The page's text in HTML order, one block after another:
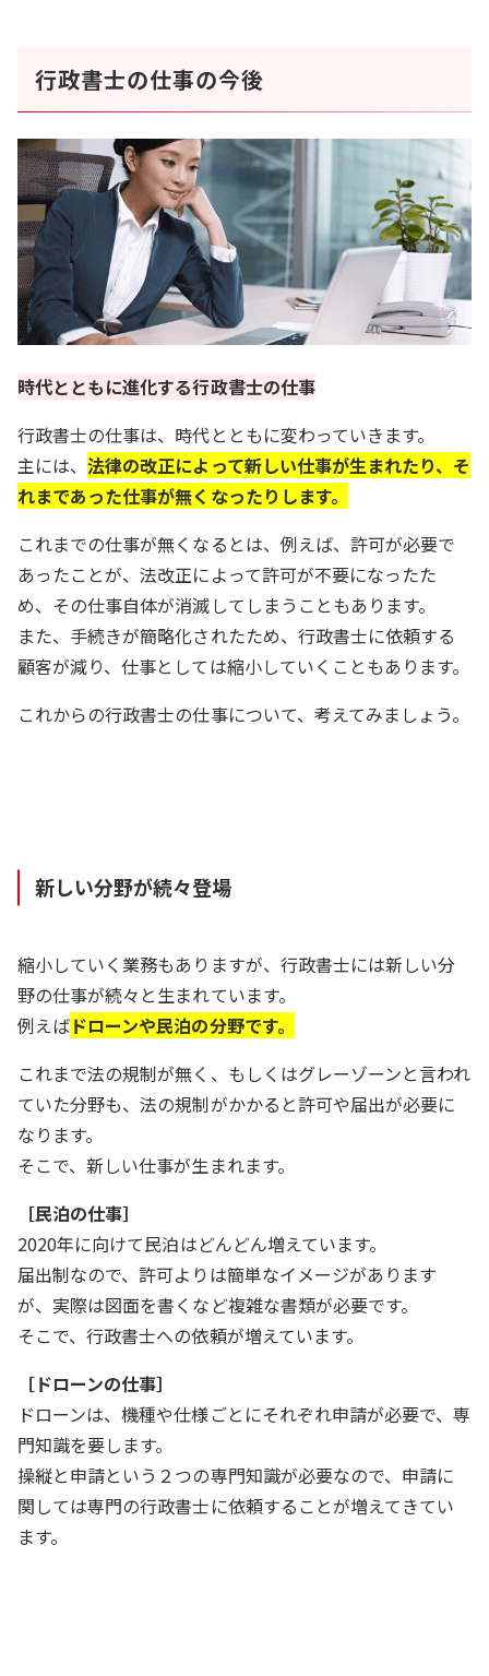
行政書士の仕事の今後
時代とともに進化する行政書士の仕事
行政書士の仕事は、時代とともに変わっていきます。
主には、法律の改正によって新しい仕事が生まれたり、そ
れまであった仕事が無くなったりします。
これまでの仕事が無くなるとは、例えば、許可が必要で
あったことが、法改正によって許可が不要になったた
め、その仕事自体が消滅してしまうこともあります。
また、手続きが簡略化されたため、行政書士に依頼する
顧客が減り、仕事としては縮小していくこともあります。
これからの行政書士の仕事について、考えてみましょう。
新しい分野が続々登場
縮小していく業務もありますが、行政書士には新しい分
野の仕事が続々と生まれています。
例えばドローンや民泊の分野です。
これまで法の規制が無く、もしくはグレーゾーンと言われ
ていた分野も、法の規制がかかると許可や届出が必要に
なります。
そこで、新しい仕事が生まれます。
［民泊の仕事］
2020年に向けて民泊はどんどん増えています。
届出制なので、許可よりは簡単なイメージがあります
が、実際は図面を書くなど複雑な書類が必要です。
そこで、行政書士への依頼が増えています。
［ドローンの仕事］
ドローンは、機種や仕様ごとにそれぞれ申請が必要で、専
門知識を要します。
操縦と申請という２つの専門知識が必要なので、申請に
関しては専門の行政書士に依頼することが増えてきてい
ます。